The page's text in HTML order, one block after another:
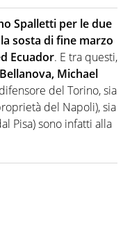
glossario del calcio in
parte. Non si perde
del mondo delle
Spalletti per le due
sosta di fine marzo
Ecuador. E tra questi,
Michael
del Torino, sia
del Napoli), sia
Pisa) sono infatti alla